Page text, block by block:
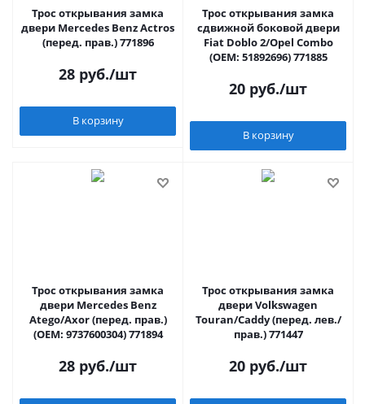
Трос открывания замка
двери Mercedes Benz Actros
(перед. прав.) 771896
28 руб./шт
В корзину
Трос открывания замка
сдвижной боковой двери
Fiat Doblo 2/Opel Combo
(ОЕМ: 51892696) 771885
20 руб./шт
В корзину
Трос открывания замка
двери Mercedes Benz
Atego/Axor (перед. прав.)
(OEM: 9737600304) 771894
28 руб./шт
Трос открывания замка
двери Volkswagen
Touran/Caddy (перед. лев./
прав.) 771447
20 руб./шт